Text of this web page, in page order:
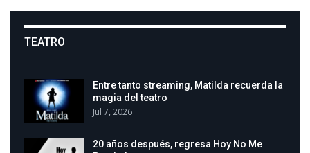
TEATRO
Entre tanto streaming, Matilda recuerda la
magia del teatro
Jul 7, 2026
20 años después, regresa Hoy No Me